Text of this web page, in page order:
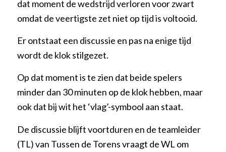
dat moment de wedstrijd verloren voor zwart
omdat de veertigste zet niet op tijd is voltooid.
Er ontstaat een discussie en pas na enige tijd
wordt de klok stilgezet.
Op dat moment is te zien dat beide spelers
minder dan 30 minuten op de klok hebben, maar
ook dat bij wit het ‘vlag’-symbool aan staat.
De discussie blijft voortduren en de teamleider
(TL) van Tussen de Torens vraagt de WL om